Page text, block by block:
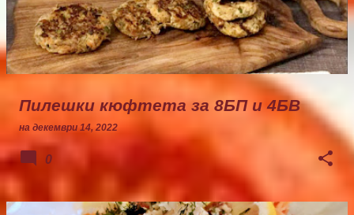
Пилешки кюфтета за 8БП и 4БВ
на декември 14, 2022
0